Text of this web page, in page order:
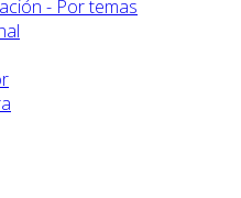
- Por temas